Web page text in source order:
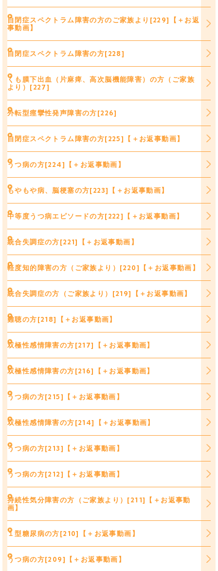
自閉症スペクトラム障害の方のご家族より[229]【＋お返
事動画】
自閉症スペクトラム障害の方[228]
くも膜下出血（片麻痺、高次脳機能障害）の方（ご家族
より）[227]
外転型痙攣性発声障害の方[226]
自閉症スペクトラム障害の方[225]【＋お返事動画】
うつ病の方[224]【＋お返事動画】
もやもや病、脳梗塞の方[223]【＋お返事動画】
中等度うつ病エピソードの方[222]【＋お返事動画】
統合失調症の方[221]【＋お返事動画】
軽度知的障害の方（ご家族より）[220]【＋お返事動画】
統合失調症の方（ご家族より）[219]【＋お返事動画】
難聴の方[218]【＋お返事動画】
双極性感情障害の方[217]【＋お返事動画】
双極性感情障害の方[216]【＋お返事動画】
うつ病の方[215]【＋お返事動画】
双極性感情障害の方[214]【＋お返事動画】
うつ病の方[213]【＋お返事動画】
うつ病の方[212]【＋お返事動画】
持続性気分障害の方（ご家族より）[211]【＋お返事動
画】
１型糖尿病の方[210]【＋お返事動画】
うつ病の方[209]【＋お返事動画】